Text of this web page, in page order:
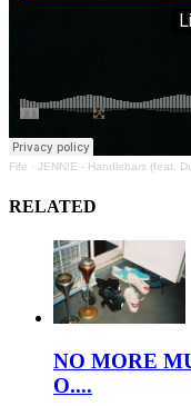
Fife · JENNIE - Handlebars (feat.
RELATED
NO MORE
O....